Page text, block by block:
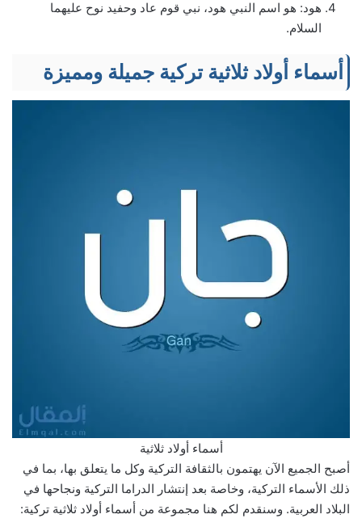
هود: هو اسم النبي هود، نبي قوم عاد وحفيد نوح عليهما
السلام.
أسماء أولاد ثلاثية تركية جميلة ومميزة
أسماء أولاد ثلاثية
أصبح الجميع الآن يهتمون بالثقافة التركية وكل ما يتعلق بها، بما في
ذلك الأسماء التركية، وخاصة بعد إنتشار الدراما التركية ونجاحها في
البلاد العربية. وسنقدم لكم هنا مجموعة من أسماء أولاد ثلاثية تركية: